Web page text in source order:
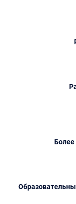
Более